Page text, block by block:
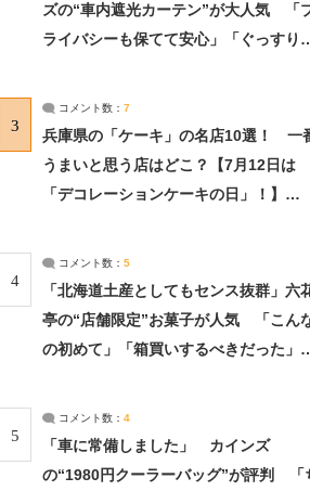
ズの“車内遮光カーテン”が大人気 「
ライバシーも保てて安心」「ぐっすり
3
コメント数： 7
兵庫県の「ケーキ」の名店10選！ 一
うまいと思う店はどこ？【7月12日は
「デコレーションケーキの日」！】
4
コメント数： 5
「北海道土産としてもセンス抜群」六
亭の“店舗限定”お菓子が人気 「こん
の初めて」「箱買いするべきだった」
5
コメント数： 4
「車に常備しました」 カインズ
の“1980円クーラーバッグ”が評判 「